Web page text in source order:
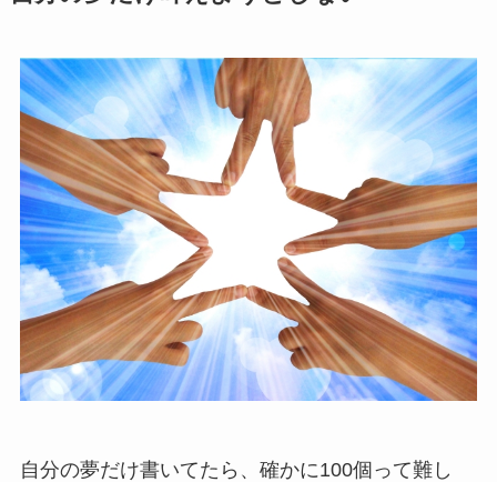
自分の夢だけ書いてたら、確かに100個って難し